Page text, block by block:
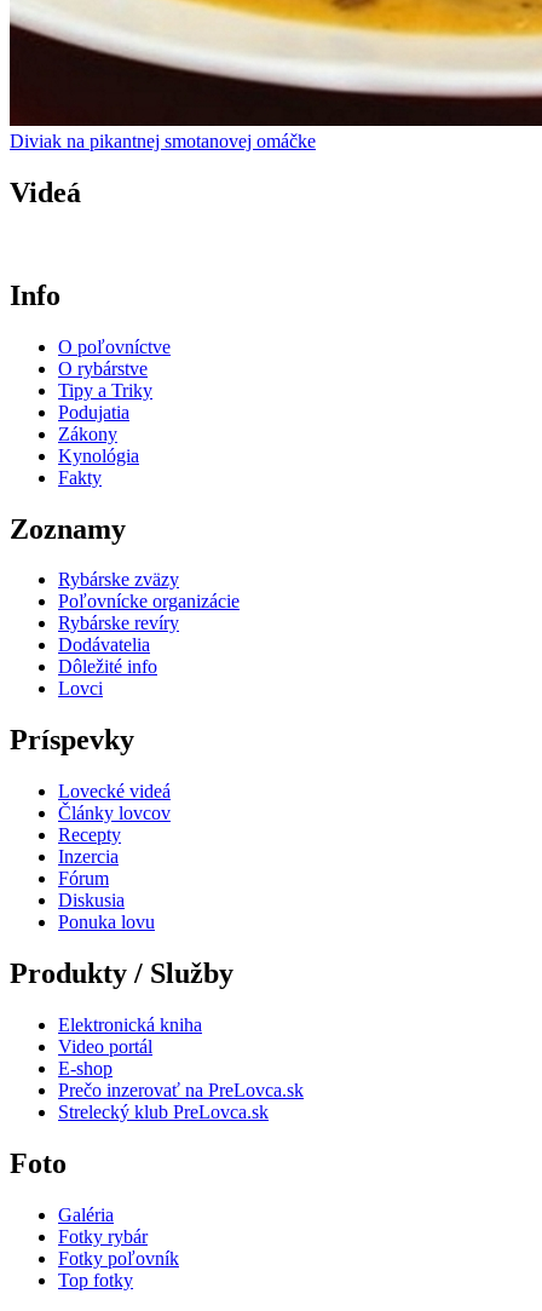
Diviak na pikantnej smotanovej omáčke
Videá
Info
O poľovníctve
O rybárstve
Tipy a Triky
Podujatia
Zákony
Kynológia
Fakty
Zoznamy
Rybárske zväzy
Poľovnícke organizácie
Rybárske revíry
Dodávatelia
Dôležité info
Lovci
Príspevky
Lovecké videá
Články lovcov
Recepty
Inzercia
Fórum
Diskusia
Ponuka lovu
Produkty / Služby
Elektronická kniha
Video portál
E-shop
Prečo inzerovať na PreLovca.sk
Strelecký klub PreLovca.sk
Foto
Galéria
Fotky rybár
Fotky poľovník
Top fotky